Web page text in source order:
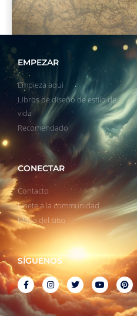
EMPEZAR
Empieza aqui
Libros de diseño de estilo de
vida
Recomendado
CONECTAR
Contacto
Unete a la communidad
Mapa del sitio
SÍGUENOS